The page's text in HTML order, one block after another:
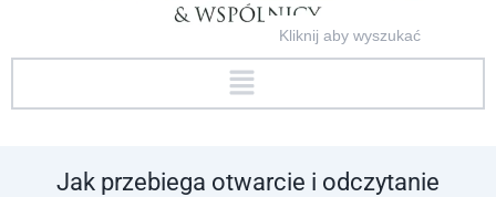
Menu
Search
for:
Jak przebiega otwarcie i odczytanie